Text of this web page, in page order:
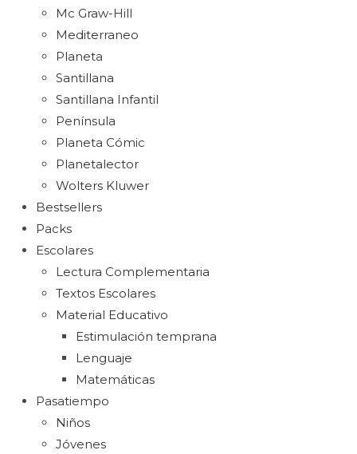
Mc Graw-Hill
Mediterraneo
Planeta
Santillana
Santillana Infantil
Península
Planeta Cómic
Planetalector
Wolters Kluwer
Bestsellers
Packs
Escolares
Lectura Complementaria
Textos Escolares
Material Educativo
Estimulación temprana
Lenguaje
Matemáticas
Pasatiempo
Niños
Jóvenes